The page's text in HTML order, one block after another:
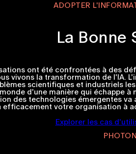
ADOPTER
La Bonne
ont été confrontées à des
vivons la transformation de
scientifiques et industriels
d'une manière qui échappe
des technologies émergentes
votre organisation
Explorer les cas